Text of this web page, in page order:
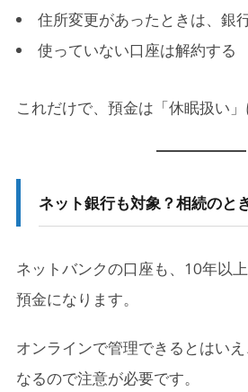
住所変更があったときは、銀
使っていない口座は解約する
これだけで、預金は「休眠扱い」
ネット銀行も対象？相続のと
ネットバンクの口座も、10年以
預金になります。
オンラインで管理できるとはい
なるので注意が必要です。